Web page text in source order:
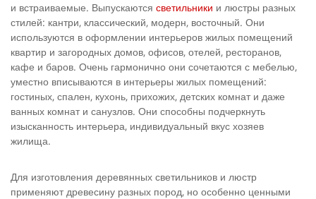
и встраиваемые. Выпускаются светильники и люстры разных
стилей: кантри, классический, модерн, восточный. Они
используются в оформлении интерьеров жилых помещений
квартир и загородных домов, офисов, отелей, ресторанов,
кафе и баров. Очень гармонично они сочетаются с мебелью,
уместно вписываются в интерьеры жилых помещений:
гостиных, спален, кухонь, прихожих, детских комнат и даже
ванных комнат и санузлов. Они способны подчеркнуть
изысканность интерьера, индивидуальный вкус хозяев
жилища.
Для изготовления деревянных светильников и люстр
применяют древесину разных пород, но особенно ценными